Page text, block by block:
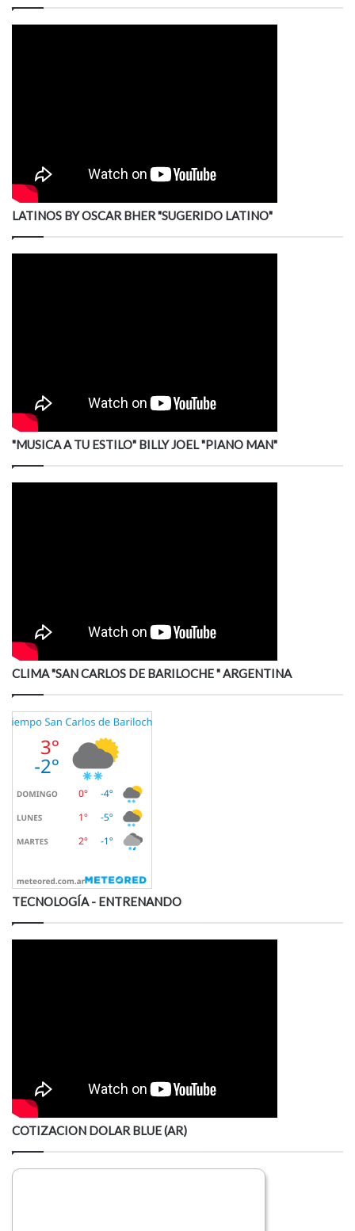
LATINOS BY OSCAR BHER "SUGERIDO LATINO"
"MUSICA A TU ESTILO" BILLY JOEL "PIANO MAN"
CLIMA "SAN CARLOS DE BARILOCHE " ARGENTINA
TECNOLOGÍA - ENTRENANDO
COTIZACION DOLAR BLUE (AR)